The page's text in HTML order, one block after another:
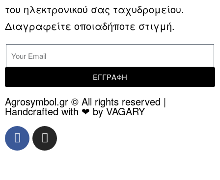
του ηλεκτρονικού σας ταχυδρομείου.
Διαγραφείτε οποιαδήποτε στιγμή.
ΕΓΓΡΑΦΗ
Agrosymbol.gr © All rights reserved |
Handcrafted with ❤ by VAGARY